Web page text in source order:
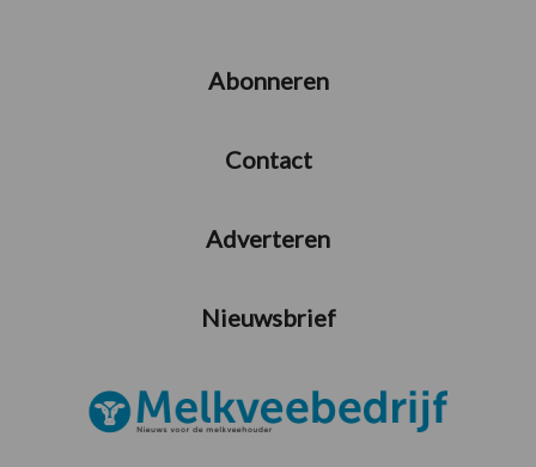
Abonneren
Contact
Adverteren
Nieuwsbrief